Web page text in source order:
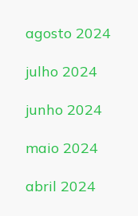
agosto 2024
julho 2024
junho 2024
maio 2024
abril 2024